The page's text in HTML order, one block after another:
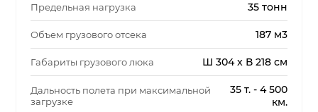
Предельная нагрузка 35 тонн
Объем грузового отсека 187 м3
Габариты грузового люка Ш 304 x В 218 см
Дальность полета при максимальной
загрузке
35 т. - 4 500
км.